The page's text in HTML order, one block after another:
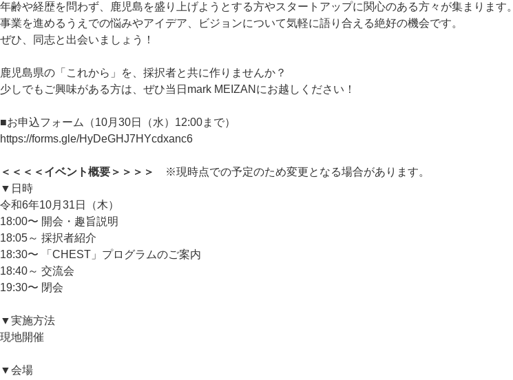
年齢や経歴を問わず、鹿児島を盛り上げようとする方やスタートアップに関心のある方々が集まります。
事業を進めるうえでの悩みやアイデア、ビジョンについて気軽に語り合える絶好の機会です。
ぜひ、同志と出会いましょう！
鹿児島県の「これから」を、採択者と共に作りませんか？
少しでもご興味がある方は、ぜひ当日mark MEIZANにお越しください！
■お申込フォーム（10月30日（水）12:00まで）
https://forms.gle/HyDeGHJ7HYcdxanc6
＜＜＜＜イベント概要＞＞＞＞
※現時点での予定のため変更となる場合があります。
▼日時
令和6年10月31日（木）
18:00〜 開会・趣旨説明
18:05～ 採択者紹介
18:30〜 「CHEST」プログラムのご案内
18:40～ 交流会
19:30〜 閉会
▼実施方法
現地開催
▼会場